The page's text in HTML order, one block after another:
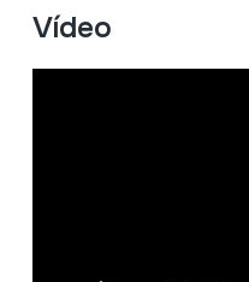
Vídeo